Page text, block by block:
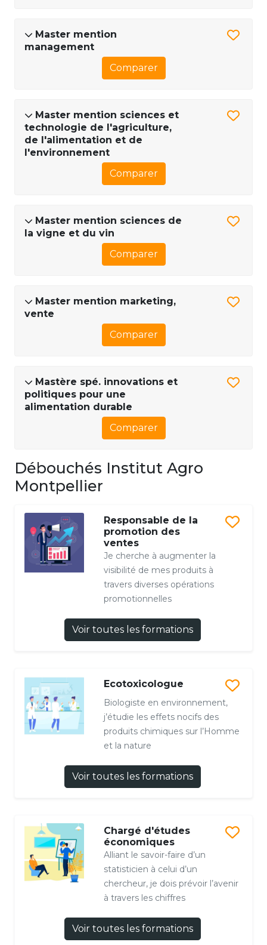
Master mention
management
Comparer
Master mention sciences et
technologie de l'agriculture,
de l'alimentation et de
l'environnement
Comparer
Master mention sciences de
la vigne et du vin
Comparer
Master mention marketing,
vente
Comparer
Mastère spé. innovations et
politiques pour une
alimentation durable
Comparer
Débouchés Institut Agro
Montpellier
Responsable de la
promotion des
ventes
Je cherche à augmenter la
visibilité de mes produits à
travers diverses opérations
promotionnelles
Voir toutes les formations
Ecotoxicologue
Biologiste en environnement,
j’étudie les effets nocifs des
produits chimiques sur l’Homme
et la nature
Voir toutes les formations
Chargé d'études
économiques
Alliant le savoir-faire d’un
statisticien à celui d’un
chercheur, je dois prévoir l’avenir
à travers les chiffres
Voir toutes les formations